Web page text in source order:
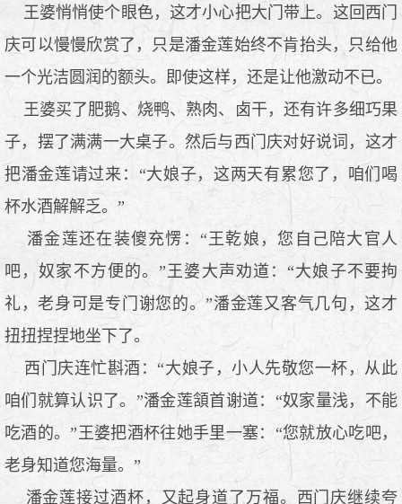
王婆悄悄使个眼色，这才小心把大门带上。这回西门
庆可以慢慢欣赏了，只是潘金莲始终不肯抬头，只给他
一个光洁圆润的额头。即使这样，还是让他激动不已。
王婆买了肥鹅、烧鸭、熟肉、卤干，还有许多细巧果
子，摆了满满一大桌子。然后与西门庆对好说词，这才
把潘金莲请过来：“大娘子，这两天有累您了，咱们喝
杯水酒解解乏。”
潘金莲还在装傻充愣：“王乾娘，您自己陪大官人
吧，奴家不方便的。”王婆大声劝道：“大娘子不要拘
礼，老身可是专门谢您的。”潘金莲又客气几句，这才
扭扭捏捏地坐下了。
西门庆连忙斟酒：“大娘子，小人先敬您一杯，从此
咱们就算认识了。”潘金莲頷首谢道：“奴家量浅，不能
吃酒的。”王婆把酒杯往她手里一塞：“您就放心吃吧，
老身知道您海量。”
潘金莲接过酒杯，又起身道了万福。西门庆继续夸